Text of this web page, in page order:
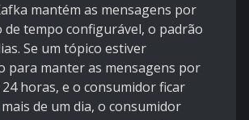
mantém as mensagens por
de tempo configurável, o padrão
Se um tópico estiver
para manter as mensagens por
horas, e o consumidor ficar
de um dia, o consumidor